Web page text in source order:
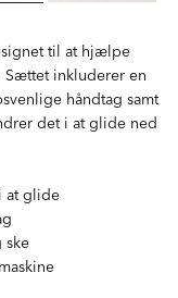
til at hjælpe
inkluderer en
håndtag samt
det i at glide ned
at glide
ske